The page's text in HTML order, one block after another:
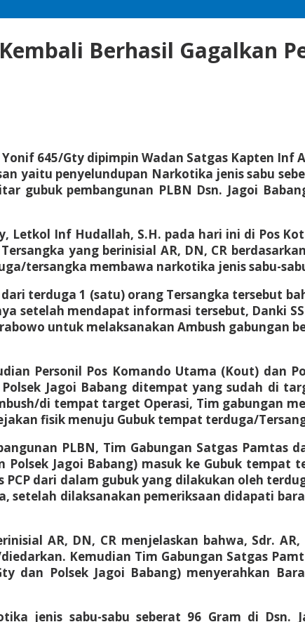
Berhasil Gagalkan
645/Gty dipimpin Wadan Satgas Kapten Inf
yaitu penyelundupan Narkotika jenis sabu
gubuk pembangunan PLBN Dsn. Jagoi
Letkol Inf Hudallah, S.H. pada hari ini di Pos
yang berinisial AR, DN, CR
tersangka membawa narkotika jenis sabu-
terduga 1 (satu) orang Tersangka tersebut
setelah mendapat informasi tersebut, Danki
untuk melaksanakan Ambush gabungan
Personil Pos Komando Utama (Kout) dan
Jagoi Babang ditempat yang sudah di
di tempat target Operasi, Tim gabungan
fisik menuju Gubuk tempat terduga/
PLBN, Tim Gabungan Satgas Pamtas
Jagoi Babang) masuk ke Gubuk
dari dalam gubuk yang dilakukan oleh
setelah dilaksanakan pemeriksaan didapati
AR, DN, CR menjelaskan bahwa, Sdr.
Kemudian Tim Gabungan Satgas
dan Polsek Jagoi Babang) menyerahkan
jenis sabu-sabu seberat 96 Gram di Dsn.